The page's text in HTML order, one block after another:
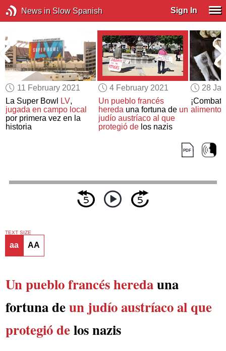
News in Slow Spanish Sign In
11 February 2021
La Super Bowl LV,
jugada en campo local
por primera vez en la
historia
4 February 2021
Un pueblo francés
heredauna fortuna de un
judío austríaco al que
protegió delos nazis
28
TEXT SIZE
aa AA
Un pueblo francés heredauna
fortuna deun judío austríaco al que
protegió delos nazis